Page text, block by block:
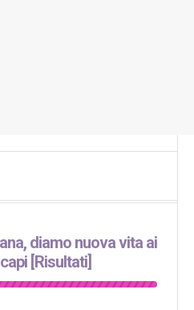
diamo nuova vita ai
[Risultati]